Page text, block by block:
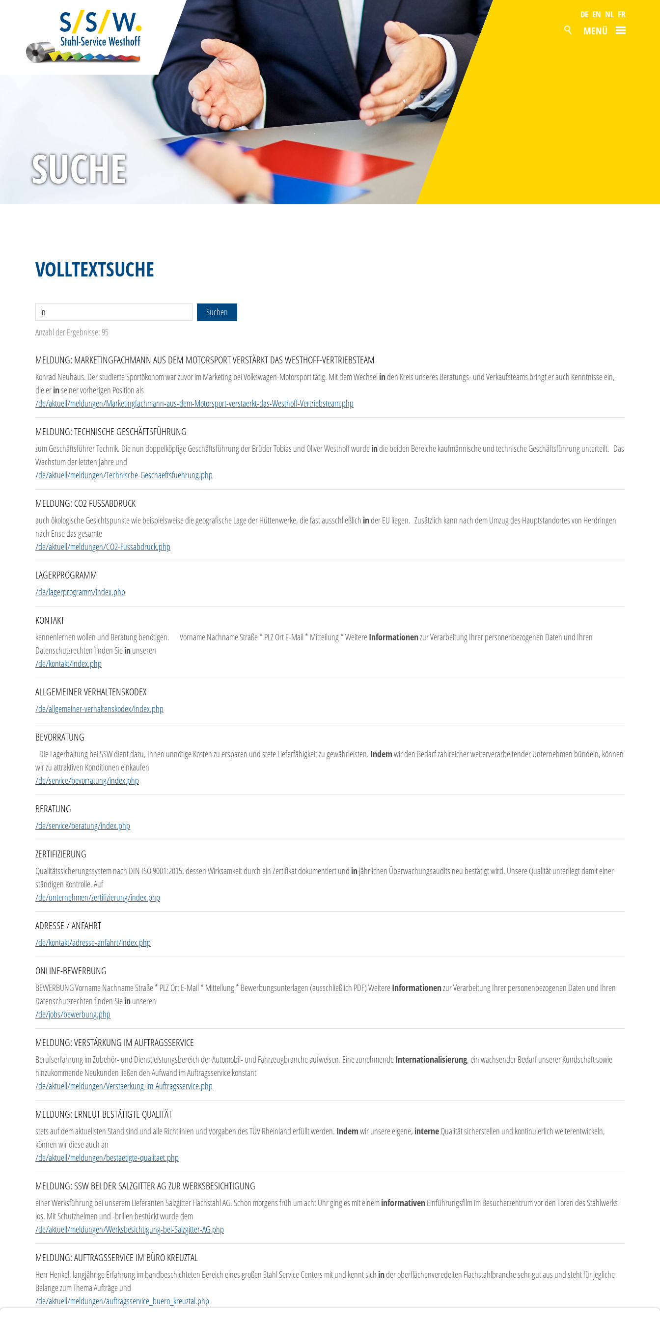
DE EN NL FR
MENÜ
SUCHE
VOLLTEXTSUCHE
Suchen
Anzahl der Ergebnisse: 95
MELDUNG: MARKETINGFACHMANN AUS DEM MOTORSPORT VERSTÄRKT DAS WESTHOFF-VERTRIEBSTEAM
Konrad Neuhaus. Der studierte Sportökonom war zuvor im Marketing bei Volkswagen-Motorsport tätig. Mit dem Wechsel inden Kreis unseres Beratungs- und Verkaufsteams bringt er auch Kenntnisse ein,
die erinseiner vorherigen Position als
/de/aktuell/meldungen/Marketingfachmann-aus-dem-Motorsport-verstaerkt-das-Westhoff-Vertriebsteam.php
MELDUNG: TECHNISCHE GESCHÄFTSFÜHRUNG
zum Geschäftsführer Technik. Die nun doppelköpfige Geschäftsführung der Brüder Tobias und Oliver Westhoff wurdeindie beiden Bereiche kaufmännische und technische Geschäftsführung unterteilt. Das
Wachstum der letzten Jahre und
/de/aktuell/meldungen/Technische-Geschaeftsfuehrung.php
MELDUNG: CO2 FUSSABDRUCK
auch ökologische Gesichtspunkte wie beispielsweise die geografische Lage der Hüttenwerke, die fast ausschließlich inder EU liegen. Zusätzlich kann nach dem Umzug des Hauptstandortes von Herdringen
nach Ense das gesamte
/de/aktuell/meldungen/CO2-Fussabdruck.php
LAGERPROGRAMM
/de/lagerprogramm/index.php
KONTAKT
kennenlernen wollen und Beratung benötigen. Vorname Nachname Straße * PLZ Ort E-Mail * Mitteilung * WeitereInformationenzur Verarbeitung Ihrer personenbezogenen Daten und Ihren
Datenschutzrechten finden Sieinunseren
/de/kontakt/index.php
ALLGEMEINER VERHALTENSKODEX
/de/allgemeiner-verhaltenskodex/index.php
BEVORRATUNG
Die Lagerhaltung bei SSW dient dazu, Ihnen unnötige Kosten zu ersparen und stete Lieferfähigkeit zu gewährleisten. Indemwir den Bedarf zahlreicher weiterverarbeitender Unternehmen bündeln, können
wir zu attraktiven Konditionen einkaufen
/de/service/bevorratung/index.php
BERATUNG
/de/service/beratung/index.php
ZERTIFIZIERUNG
Qualitätssicherungssystem nach DIN ISO 9001:2015, dessen Wirksamkeit durch ein Zertifikat dokumentiert und injährlichen Überwachungsaudits neu bestätigt wird. Unsere Qualität unterliegt damit einer
ständigen Kontrolle. Auf
/de/unternehmen/zertifizierung/index.php
ADRESSE / ANFAHRT
/de/kontakt/adresse-anfahrt/index.php
ONLINE-BEWERBUNG
BEWERBUNG Vorname Nachname Straße * PLZ Ort E-Mail * Mitteilung * Bewerbungsunterlagen (ausschließlich PDF) WeitereInformationenzur Verarbeitung Ihrer personenbezogenen Daten und Ihren
Datenschutzrechten finden Sieinunseren
/de/jobs/bewerbung.php
MELDUNG: VERSTÄRKUNG IM AUFTRAGSSERVICE
Berufserfahrung im Zubehör- und Dienstleistungsbereich der Automobil- und Fahrzeugbranche aufweisen. Eine zunehmendeInternationalisierung, ein wachsender Bedarf unserer Kundschaft sowie
hinzukommende Neukunden ließen den Aufwand im Auftragsservice konstant
/de/aktuell/meldungen/Verstaerkung-im-Auftragsservice.php
MELDUNG: ERNEUT BESTÄTIGTE QUALITÄT
stets auf dem aktuellsten Stand sind und alle Richtlinien und Vorgaben des TÜV Rheinland erfüllt werden. Indemwir unsere eigene, interneQualität sicherstellen und kontinuierlich weiterentwickeln,
können wir diese auch an
/de/aktuell/meldungen/bestaetigte-qualitaet.php
MELDUNG: SSW BEI DER SALZGITTER AG ZUR WERKSBESICHTIGUNG
einer Werksführung bei unserem Lieferanten Salzgitter Flachstahl AG. Schon morgens früh um acht Uhr ging es mit eineminformativenEinführungsfilm im Besucherzentrum vor den Toren des Stahlwerks
los. Mit Schutzhelmen und -brillen bestückt wurde dem
/de/aktuell/meldungen/Werksbesichtigung-bei-Salzgitter-AG.php
MELDUNG: AUFTRAGSSERVICE IM BÜRO KREUZTAL
Herr Henkel, langjährige Erfahrung im bandbeschichteten Bereich eines großen Stahl Service Centers mit und kennt sich inder oberflächenveredelten Flachstahlbranche sehr gut aus und steht für jegliche
Belange zum Thema Aufträge und
/de/aktuell/meldungen/auftragsservice_buero_kreuztal.php